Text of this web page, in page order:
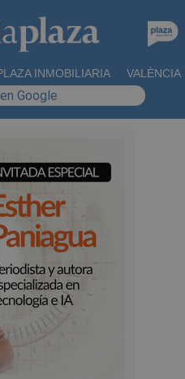
INMOBILIARIA VALÈNCIA
Google